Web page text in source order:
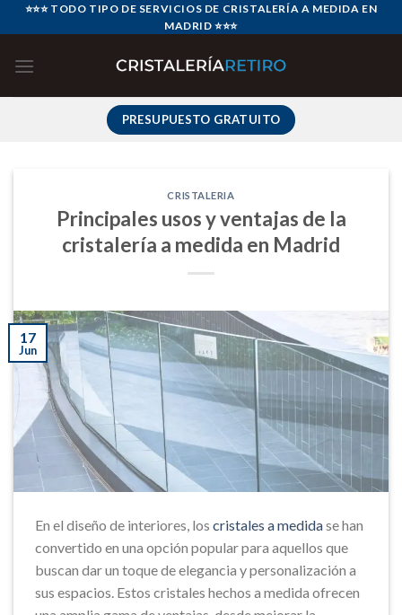
Skip
to
⭐⭐⭐ TODO TIPO DE SERVICIOS DE CRISTALERÍA A MEDIDA EN
MADRID ⭐⭐⭐
PRESUPUESTO GRATUITO
CRISTALERIA
Principales usos y ventajas de la
cristalería a medida en Madrid
17
Jun
En el diseño de interiores, los cristales a medidase han
convertido en una opción popular para aquellos que
buscan dar un toque de elegancia y personalización a
sus espacios. Estos cristales hechos a medida ofrecen